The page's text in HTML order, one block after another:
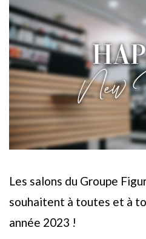
Les salons du Groupe
souhaitent à toutes et à
année 2023 !